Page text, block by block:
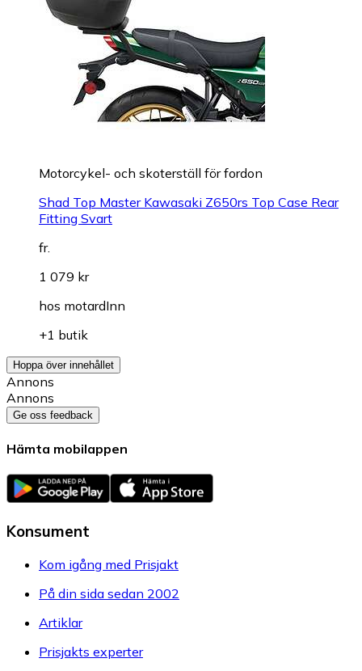
Motorcykel- och skoterställ för fordon
Shad Top Master Kawasaki Z650rs Top Case Rear
Fitting Svart
fr.
1 079 kr
hos motardInn
+1 butik
Hoppa över innehållet
Annons
Annons
Ge oss feedback
Hämta mobilappen
Konsument
Kom igång med Prisjakt
På din sida sedan 2002
Artiklar
Prisjakts experter